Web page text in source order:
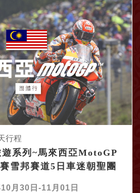
行程
系列~馬來西亞MotoGP
雪邦賽道5日車迷朝聖團
月30日-11月01日